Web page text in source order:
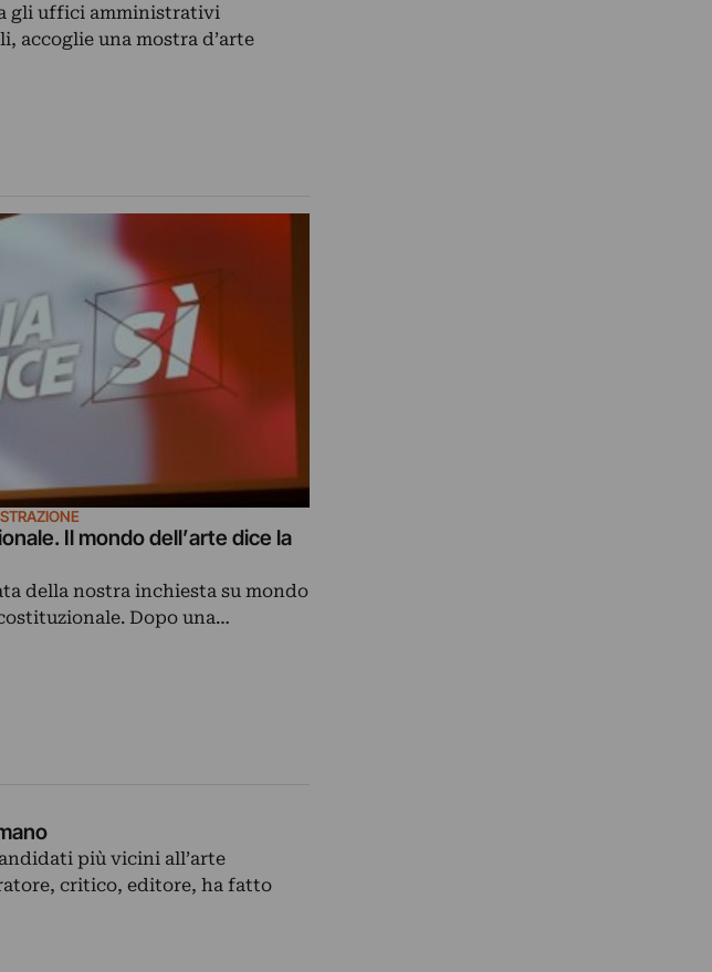
gli uffici amministrativi
accoglie una mostra d’arte
Il mondo dell’arte dice la
della nostra inchiesta su mondo
Dopo una…
più vicini all’arte
critico, editore, ha fatto